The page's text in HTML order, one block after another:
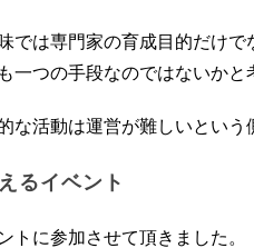
では専門家の育成目的だけで
一つの手段なのではないかと
な活動は運営が難しいとい
るイベント
に参加させて頂きました。